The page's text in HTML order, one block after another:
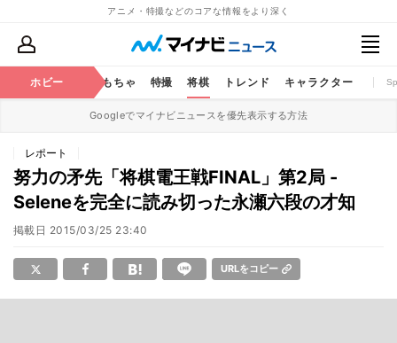
アニメ・特撮などのコアな情報をより深く
ホビー
コミック おもちゃ 特撮 将棋 トレンド キャラクター
Googleでマイナビニュースを優先表示する方法
レポート
努力の矛先「将棋電王戦FINAL」第2局 -
Seleneを完全に読み切った永瀬六段の才知
掲載日 2015/03/25 23:40
URLをコピー